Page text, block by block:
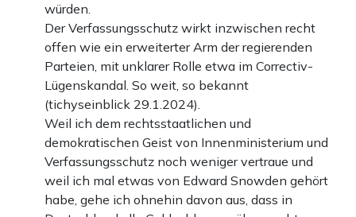
würden.
Der Verfassungsschutz wirkt inzwischen recht
offen wie ein erweiterter Arm der regierenden
Parteien, mit unklarer Rolle etwa im Correctiv-
Lügenskandal. So weit, so bekannt
(tichyseinblick 29.1.2024).
Weil ich dem rechtsstaatlichen und
demokratischen Geist von Innenministerium und
Verfassungsschutz noch weniger vertraue und
weil ich mal etwas von Edward Snowden gehört
habe, gehe ich ohnehin davon aus, dass in